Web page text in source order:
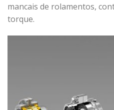
mancais de rolamentos,
torque.